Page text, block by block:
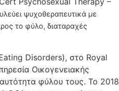
ψυχοθεραπευτικά με
το φύλο, διαταραχές
Disorders), στο Royal
Οικογενειακής
φύλου τους. Το 2018